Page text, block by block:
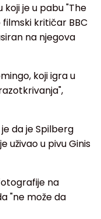
je u pabu "The
kritičar BBC
na njegova
koji igra u
da je Spilberg
uživao u pivu Ginis
na
"ne može da